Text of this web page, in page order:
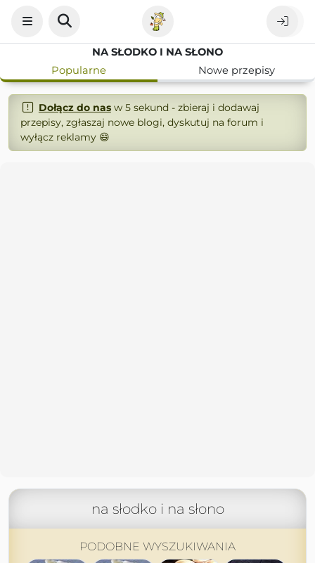
NA SŁODKO I NA SŁONO
Popularne
Nowe przepisy
Dołącz do nasw 5 sekund - zbieraj i dodawaj
przepisy, zgłaszaj nowe blogi, dyskutuj na forum i
wyłącz reklamy 😄
na słodko i na słono
PODOBNE WYSZUKIWANIA